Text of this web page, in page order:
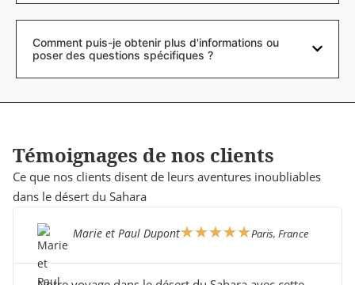
Comment puis-je obtenir plus d'informations ou
poser des questions spécifiques ?
Témoignages de nos clients
Ce que nos clients disent de leurs aventures inoubliables
dans le désert du Sahara
Marie et Paul Dupont★★★★★Paris, France